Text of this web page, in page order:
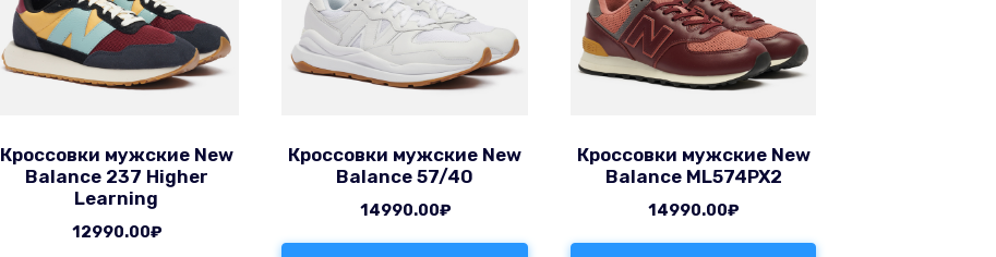
Кроссовки мужские New
Balance 237 Higher
Learning
12990.00₽
Кроссовки мужские New
Balance 57/40
14990.00₽
Кроссовки мужские New
Balance ML574PX2
14990.00₽